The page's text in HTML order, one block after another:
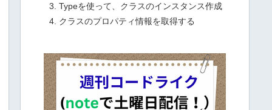
Typeを使って、クラスのインスタンス作成
クラスのプロパティ情報を取得する